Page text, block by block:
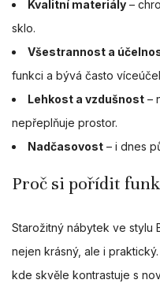
Kvalitní materiály –
sklo.
Všestrannost a
funkci a bývá často
Lehkost a vzdušnost –
nepřeplňuje prostor.
Nadčasovost – i dnes
Proč si pořídit
Starožitný nábytek ve stylu
nejen krásný, ale i
kde skvěle kontrastuje s